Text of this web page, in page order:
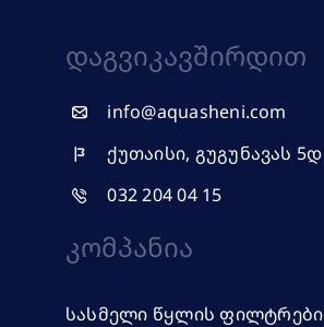
Დაგვიკავშირდით
info@aquasheni.com
ქუთაისი, გუგუნავას 5დ
032 204 04 15
Კომპანია
სასმელი წყლის ფილტრები